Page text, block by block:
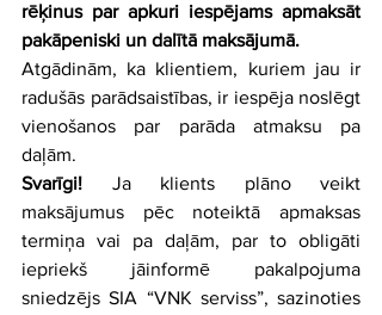
rēķinus par apkuri iespējams apmaksāt
pakāpeniski un dalītā maksājumā.
Atgādinām, ka klientiem, kuriem jau ir
radušās parādsaistības, ir iespēja noslēgt
vienošanos par parāda atmaksu pa
daļām.
Svarīgi! Ja klients plāno veikt
maksājumus pēc noteiktā apmaksas
termiņa vai pa daļām, par to obligāti
iepriekš jāinformē pakalpojuma
sniedzējs SIA “VNK serviss”, sazinoties